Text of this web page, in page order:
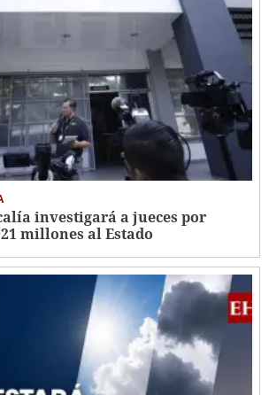
investigará a jueces por
millones al Estado